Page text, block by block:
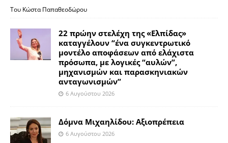
Του Κώστα Παπαθεοδώρου
22 πρώην στελέχη της «Ελπίδας»
καταγγέλουν “ένα συγκεντρωτικό
μοντέλο αποφάσεων από ελάχιστα
πρόσωπα, με λογικές “αυλών”,
μηχανισμών και παρασκηνιακών
ανταγωνισμών”
6 Αυγούστου 2026
Δόμνα Μιχαηλίδου: Αξιοπρέπεια
6 Αυγούστου 2026